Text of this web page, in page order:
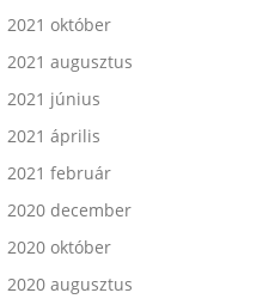
2021 október
2021 augusztus
2021 június
2021 április
2021 február
2020 december
2020 október
2020 augusztus